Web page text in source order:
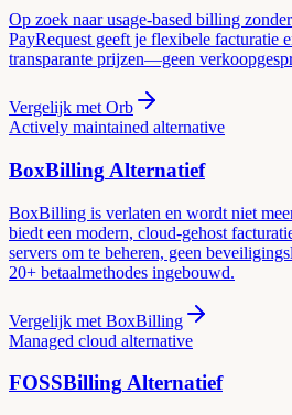
Op zoek naar usage-based billing
PayRequest geeft je flexibele facturatie
transparante prijzen—geen
Vergelijk met Orb
Actively maintained alternative
BoxBilling Alternatief
BoxBilling is verlaten en wordt niet
biedt een modern, cloud-gehost
servers om te beheren, geen
20+ betaalmethodes ingebouwd.
Vergelijk met BoxBilling
Managed cloud alternative
FOSSBillingAlternatief